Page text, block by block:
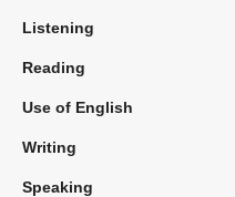
Use of